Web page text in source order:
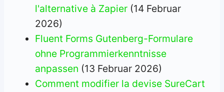
l'alternative à Zapier (14 Februar
2026)
Fluent Forms Gutenberg-Formulare
ohne Programmierkenntnisse
anpassen (13 Februar 2026)
Comment modifier la devise SureCart